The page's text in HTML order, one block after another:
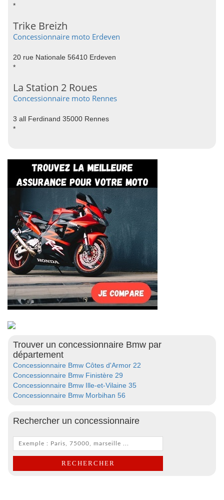
*
Trike Breizh
Concessionnaire moto Erdeven
20 rue Nationale 56410 Erdeven
*
La Station 2 Roues
Concessionnaire moto Rennes
3 all Ferdinand 35000 Rennes
*
Trouver un concessionnaire Bmw par
département
Concessionnaire Bmw Côtes d'Armor 22
Concessionnaire Bmw Finistère 29
Concessionnaire Bmw Ille-et-Vilaine 35
Concessionnaire Bmw Morbihan 56
Rechercher un concessionnaire